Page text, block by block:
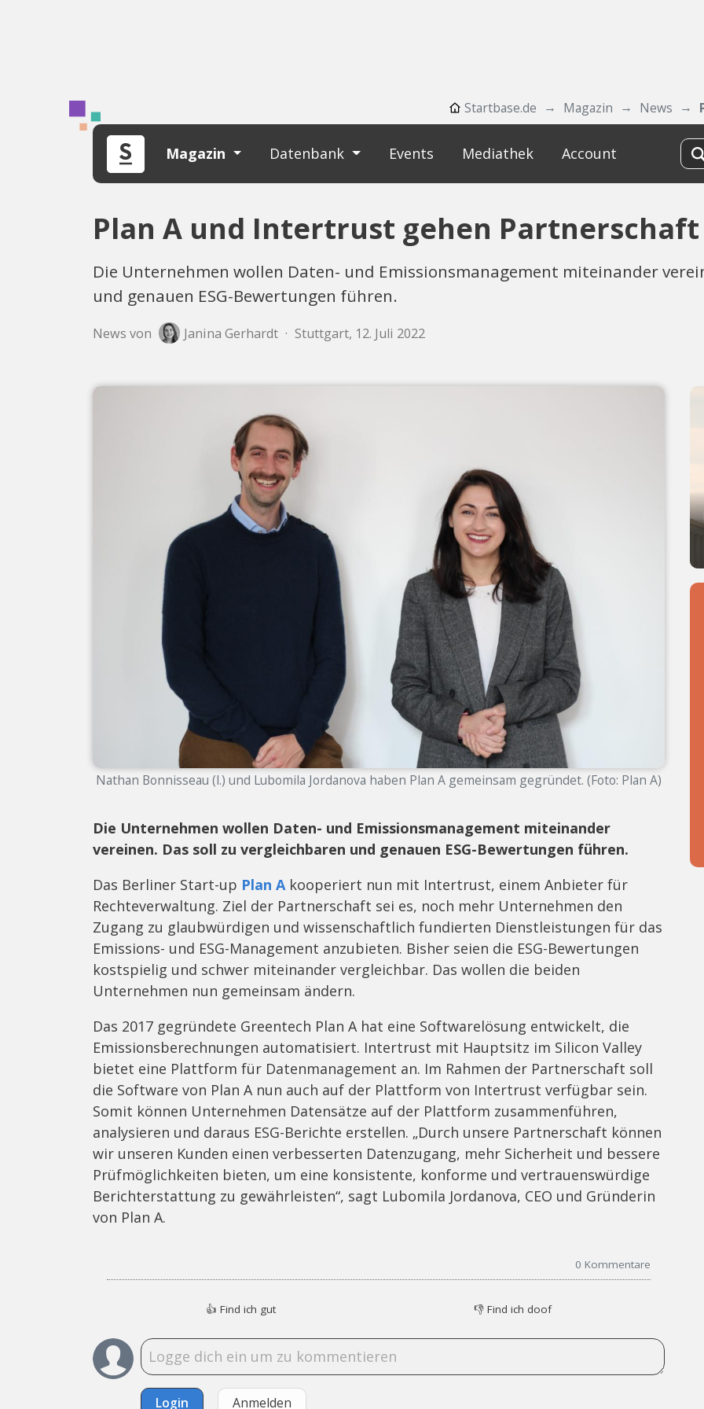
Startbase.de Magazin News
Magazin Datenbank Events Mediathek Account
Plan A und Intertrust gehen
Die Unternehmen wollen Daten- und Emissionsmanagement miteinander
und genauen ESG-Bewertungen führen.
News von Janina Gerhardt · Stuttgart, 12. Juli 2022
Nathan Bonnisseau (l.) und Lubomila Jordanova haben Plan A gemeinsam gegründet. (Foto: Plan A)
Die Unternehmen wollen Daten- und Emissionsmanagement miteinander
vereinen. Das soll zu vergleichbaren und genauen ESG-Bewertungen führen.
Das Berliner Start-up Plan Akooperiert nun mit Intertrust, einem Anbieter für
Rechteverwaltung. Ziel der Partnerschaft sei es, noch mehr Unternehmen den
Zugang zu glaubwürdigen und wissenschaftlich fundierten Dienstleistungen für das
Emissions- und ESG-Management anzubieten. Bisher seien die ESG-Bewertungen
kostspielig und schwer miteinander vergleichbar. Das wollen die beiden
Unternehmen nun gemeinsam ändern.
Das 2017 gegründete Greentech Plan A hat eine Softwarelösung entwickelt, die
Emissionsberechnungen automatisiert. Intertrust mit Hauptsitz im Silicon Valley
bietet eine Plattform für Datenmanagement an. Im Rahmen der Partnerschaft soll
die Software von Plan A nun auch auf der Plattform von Intertrust verfügbar sein.
Somit können Unternehmen Datensätze auf der Plattform zusammenführen,
analysieren und daraus ESG-Berichte erstellen. „Durch unsere Partnerschaft können
wir unseren Kunden einen verbesserten Datenzugang, mehr Sicherheit und bessere
Prüfmöglichkeiten bieten, um eine konsistente, konforme und vertrauenswürdige
Berichterstattung zu gewährleisten“, sagt Lubomila Jordanova, CEO und Gründerin
von Plan A.
0 Kommentare
👍 Find ich gut 👎 Find ich doof
Login Anmelden